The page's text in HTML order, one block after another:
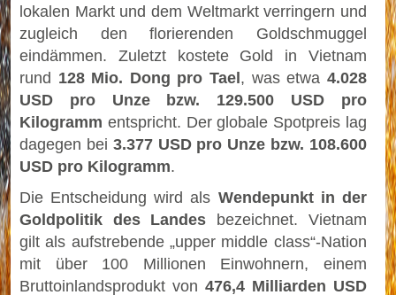
lokalen Markt und dem Weltmarkt verringern und
zugleich den florierenden Goldschmuggel
eindämmen. Zuletzt kostete Gold in Vietnam
rund 128 Mio. Dong pro Tael , was etwa 4.028
USD pro Unze bzw. 129.500 USD pro
Kilogramm entspricht. Der globale Spotpreis lag
dagegen bei 3.377 USD pro Unze bzw. 108.600
USD pro Kilogramm.
Die Entscheidung wird als Wendepunkt in der
Goldpolitik des Landes bezeichnet. Vietnam
gilt als aufstrebende „upper middle class“-Nation
mit über 100 Millionen Einwohnern, einem
Bruttoinlandsprodukt von 476,4 Milliarden USD